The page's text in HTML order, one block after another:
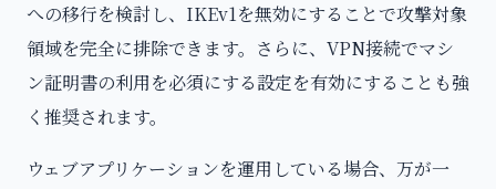
への移行を検討し、IKEv1を無効にすることで攻撃対象
領域を完全に排除できます。さらに、VPN接続でマシ
ン証明書の利用を必須にする設定を有効にすることも強
く推奨されます。
ウェブアプリケーションを運用している場合、万が一